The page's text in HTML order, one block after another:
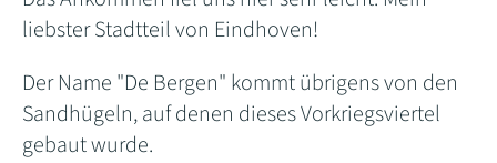
liebster Stadtteil von Eindhoven!
Der Name "De Bergen" kommt übrigens von den
Sandhügeln, auf denen dieses Vorkriegsviertel
gebaut wurde.